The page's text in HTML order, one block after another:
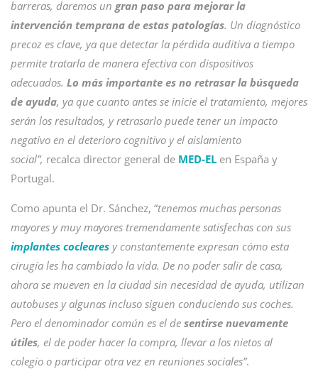
barreras, daremos un gran paso para mejorar la
intervención temprana de estas patologías. Un diagnóstico
precoz es clave, ya que detectar la pérdida auditiva a tiempo
permite tratarla de manera efectiva con dispositivos
adecuados. Lo más importante es no retrasar la búsqueda
de ayuda, ya que cuanto antes se inicie el tratamiento, mejores
serán los resultados, y retrasarlo puede tener un impacto
negativo en el deterioro cognitivo y el aislamiento
social”, recalca director general de MED-EL en España y
Portugal.
Como apunta el Dr. Sánchez, “tenemos muchas personas
mayores y muy mayores tremendamente satisfechas con sus
implantes cocleares y constantemente expresan cómo esta
cirugía les ha cambiado la vida. De no poder salir de casa,
ahora se mueven en la ciudad sin necesidad de ayuda, utilizan
autobuses y algunas incluso siguen conduciendo sus coches.
Pero el denominador común es el de sentirse nuevamente
útiles, el de poder hacer la compra, llevar a los nietos al
colegio o participar otra vez en reuniones sociales”.